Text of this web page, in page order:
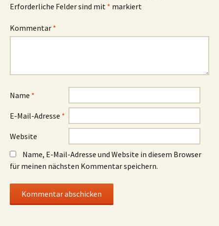
Erforderliche Felder sind mit * markiert
Kommentar *
Name *
E-Mail-Adresse *
Website
Name, E-Mail-Adresse und Website in diesem Browser
für meinen nächsten Kommentar speichern.